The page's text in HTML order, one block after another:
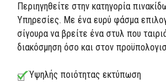
Περιηγηθείτε στην κατηγορία
Υπηρεσίες. Με ένα ευρύ φάσμα
σίγουρα να βρείτε ένα στυλ που
διακόσμηση όσο και στον
Υψηλής ποιότητας εκτύπωση